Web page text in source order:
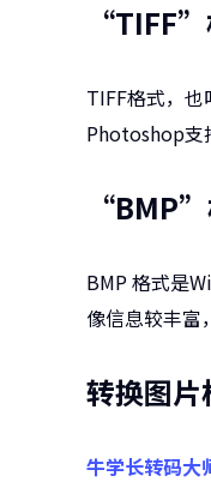
TIFF格式，也
Photoshop支
BMP 格式是
像信息较丰富
转换图片
牛学长转码大